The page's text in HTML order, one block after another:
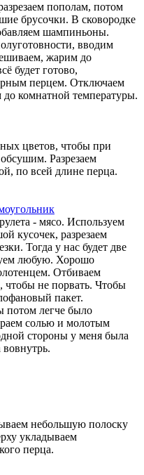
пополам, потом
брусочки. В сковородке
шампиньоны.
вводим
жарим до
будет готово,
перцем. Отключаем
комнатной температуры.
цветов, чтобы при
Разрезаем
по всей длине перца.
- мясо. Используем
кусочек, разрезаем
Тогда у нас будет две
любую. Хорошо
Отбиваем
не порвать. Чтобы
пакет.
потом легче было
солью и молотым
стороны у меня была
небольшую полоску
укладываем
перца.